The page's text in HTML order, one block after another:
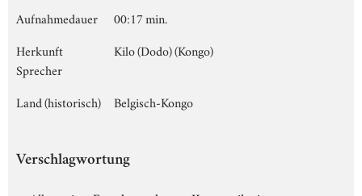
Aufnahmedauer
00:17 min.
Herkunft
Sprecher
Kilo (Dodo) (Kongo)
Land (historisch) Belgisch-Kongo
Verschlagwortung